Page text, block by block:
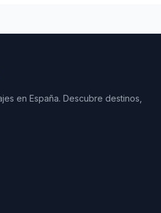
en España. Descubre destinos,